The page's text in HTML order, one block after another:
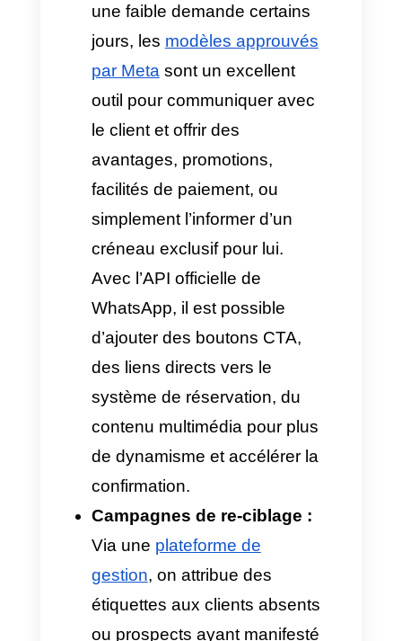
place l’automatisation des
réservations via la
messagerie, il est possible
d’identifier le créneau
disponible, d’enregistrer la
réservation et même de lier
l’accès auxpasserelles de
paiement WhatsApp
l’expérience utilisateur est
rapide et efficace,
garantissant la réservation en
quelques secondes.
Centres de santé et bien-
être :Dans ce secteur, la
prise de rendez-vous
nécessite un filtrage détaillé
avant de proposer les
créneaux disponibles. Le